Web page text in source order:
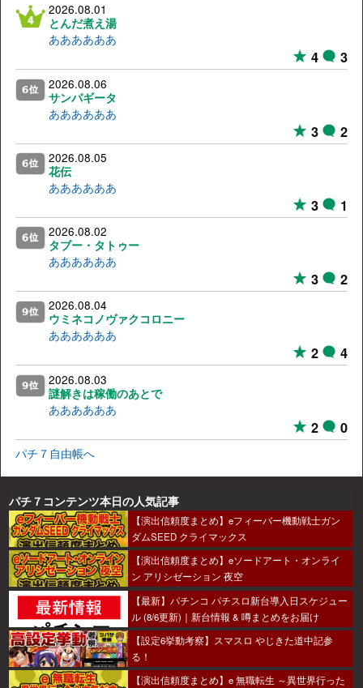
2026.08.01
とんだ煮え湯
ああああああ
4 3
2026.08.06
サンパギータ
ああああああ
3 2
2026.08.05
花伝
ああああああ
3 1
2026.08.02
タブー・タトゥー
ああああああ
3 2
2026.08.04
ウミネコノヴァクコロニー
ああああああ
2 4
2026.08.03
謎解きは稼働のあとで
ああああああ
2 0
パチ７自由帳へ
パチ７コンテンツ本日の人気記事
【演出信頼度まとめ】eフィーバー機動戦士ガン
ダムSEED クライマックス
【演出信頼度まとめ】eソードアート・オンライ
ン アリシゼーション 夜空
【最新】パチンコ パチスロ新台導入日スケジュー
ル (8/6更新)｜新台情報 & 噂まとめをお届け
【設定6挙動考察】スマスロ やじきた道中記参
る！
【演出信頼度まとめ】e 無職転生 ～異世界行った